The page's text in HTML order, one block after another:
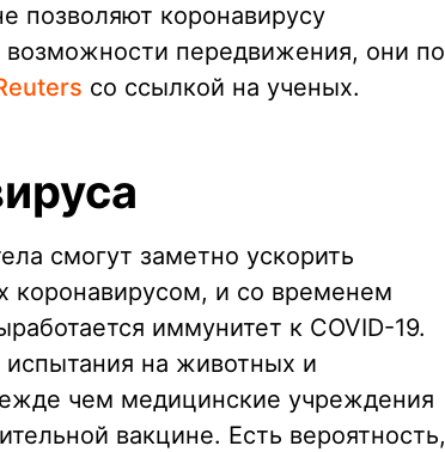
позволяют коронавирусу
возможности передвижения, они по
со ссылкой на ученых.
смогут заметно ускорить
коронавирусом, и со временем
иммунитет к COVID-19.
на животных и
чем медицинские учреждения
вакцине. Есть вероятность,